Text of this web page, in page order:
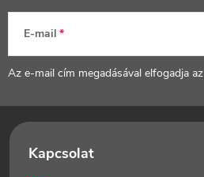
é
E-mail
Az e-mail cím megadásával elfogadja az